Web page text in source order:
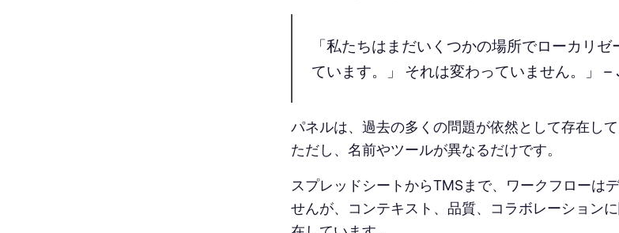
「私たちはまだいくつかの場所でローカリ
ています。」 それは変わっていません。」
–
パネルは、過去の多くの問題が依然として存在し
ただし、名前やツールが異なるだけです。
スプレッドシートからTMSまで、ワークフローは
せんが、コンテキスト、品質、コラボレーション